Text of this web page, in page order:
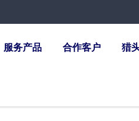
服务产品 合作客户 猎